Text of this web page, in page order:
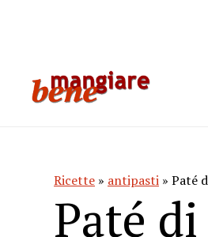
Ricette » antipasti » Paté
Paté